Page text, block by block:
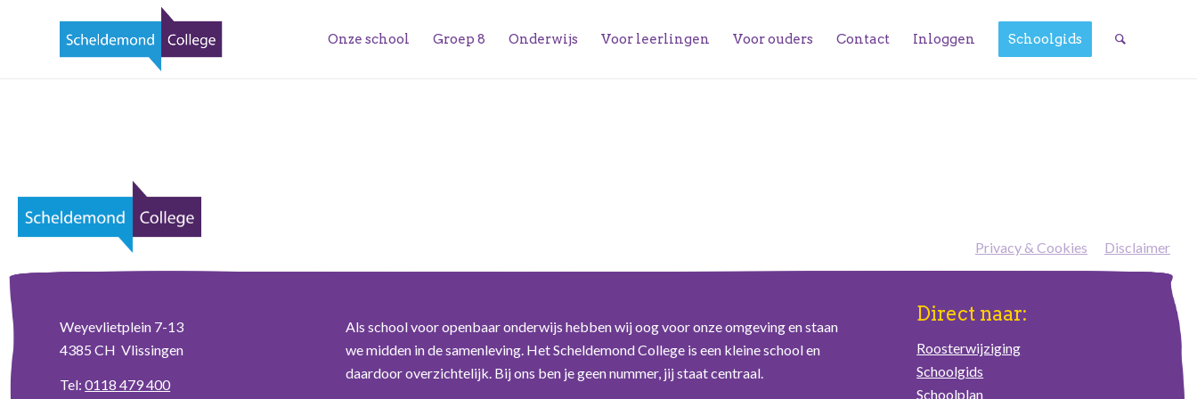
Onze school Groep 8 Onderwijs Voor leerlingen Voor ouders Contact Inloggen Schoolgids
Privacy & Cookies Disclaimer
Weyevlietplein 7-13
4385 CH Vlissingen
Tel:0118 479 400
Als school voor openbaar onderwijs hebben wij oog voor onze omgeving en staan
we midden in de samenleving. Het Scheldemond College is een kleine school en
daardoor overzichtelijk. Bij ons ben je geen nummer, jij staat centraal.
Direct naar:
Roosterwijziging
Schoolgids
Schoolplan